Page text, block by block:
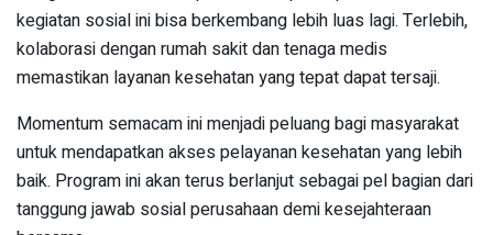
kegiatan sosial ini bisa berkembang lebih luas lagi. Terlebih,
kolaborasi dengan rumah sakit dan tenaga medis
memastikan layanan kesehatan yang tepat dapat tersaji.
Momentum semacam ini menjadi peluang bagi masyarakat
untuk mendapatkan akses pelayanan kesehatan yang lebih
baik. Program ini akan terus berlanjut sebagai pel bagian dari
tanggung jawab sosial perusahaan demi kesejahteraan